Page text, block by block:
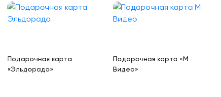
Подарочная карта
«Эльдорадо»
Подарочная карта «М
Видео»